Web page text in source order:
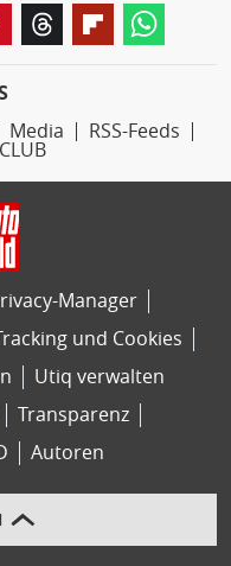
Media
RSS-Feeds
Manager
und Cookies
Utiq verwalten
Transparenz
Autoren